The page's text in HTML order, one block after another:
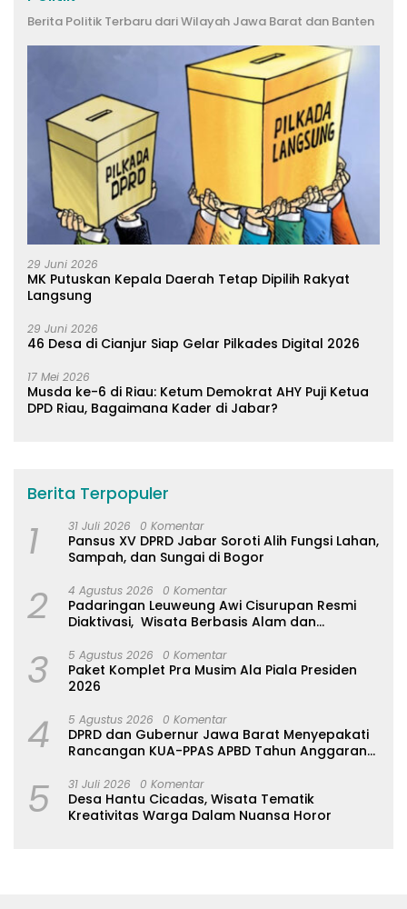
Berita Politik Terbaru dari Wilayah Jawa Barat dan Banten
29 Juni 2026
MK Putuskan Kepala Daerah Tetap Dipilih Rakyat
Langsung
29 Juni 2026
46 Desa di Cianjur Siap Gelar Pilkades Digital 2026
17 Mei 2026
Musda ke-6 di Riau: Ketum Demokrat AHY Puji Ketua
DPD Riau, Bagaimana Kader di Jabar?
Berita Terpopuler
1 31 Juli 2026 0 Komentar
Pansus XV DPRD Jabar Soroti Alih Fungsi Lahan,
Sampah, dan Sungai di Bogor
2 4 Agustus 2026 0 Komentar
Padaringan Leuweung Awi Cisurupan Resmi
Diaktivasi, Wisata Berbasis Alam dan
3 5 Agustus 2026 0 Komentar
Paket Komplet Pra Musim Ala Piala Presiden
2026
4 5 Agustus 2026 0 Komentar
DPRD dan Gubernur Jawa Barat Menyepakati
Rancangan KUA-PPAS APBD Tahun Anggaran
5 31 Juli 2026 0 Komentar
Desa Hantu Cicadas, Wisata Tematik
Kreativitas Warga Dalam Nuansa Horor